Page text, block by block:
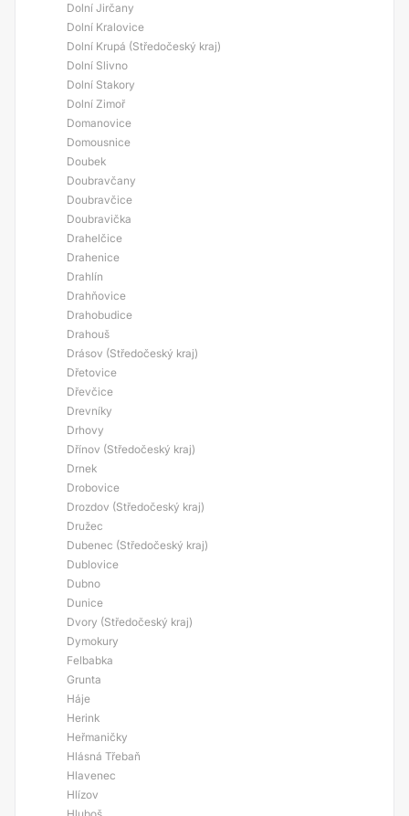
Dolní Jirčany
Dolní Kralovice
Dolní Krupá (Středočeský kraj)
Dolní Slivno
Dolní Stakory
Dolní Zimoř
Domanovice
Domousnice
Doubek
Doubravčany
Doubravčice
Doubravička
Drahelčice
Drahenice
Drahlín
Drahňovice
Drahobudice
Drahouš
Drásov (Středočeský kraj)
Dřetovice
Dřevčice
Drevníky
Drhovy
Dřínov (Středočeský kraj)
Drnek
Drobovice
Drozdov (Středočeský kraj)
Družec
Dubenec (Středočeský kraj)
Dublovice
Dubno
Dunice
Dvory (Středočeský kraj)
Dymokury
Felbabka
Grunta
Háje
Herink
Heřmaničky
Hlásná Třebaň
Hlavenec
Hlízov